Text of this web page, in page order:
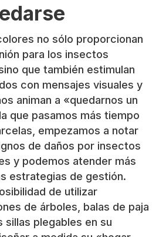
no sólo proporcionan
para los insectos
que también estimulan
con mensajes visuales y
animan a «quedarnos un
que pasamos más tiempo
empezamos a notar
de daños por insectos
y podemos atender más
estrategias de gestión.
de utilizar
de árboles, balas de paja
sillas plegables en su